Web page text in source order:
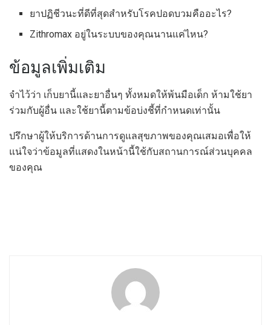
ยาปฏิชีวนะที่ดีที่สุดสำหรับโรคปอดบวมคืออะไร?
Zithromax อยู่ในระบบของคุณนานแค่ไหน?
ข้อมูลเพิ่มเติม
จำไว้ว่า เก็บยานี้และยาอื่นๆ ทั้งหมดให้พ้นมือเด็ก ห้ามใช้ยา
ร่วมกับผู้อื่น และใช้ยานี้ตามข้อบ่งชี้ที่กำหนดเท่านั้น
ปรึกษาผู้ให้บริการด้านการดูแลสุขภาพของคุณเสมอเพื่อให้
แน่ใจว่าข้อมูลที่แสดงในหน้านี้ใช้กับสถานการณ์ส่วนบุคคล
ของคุณ